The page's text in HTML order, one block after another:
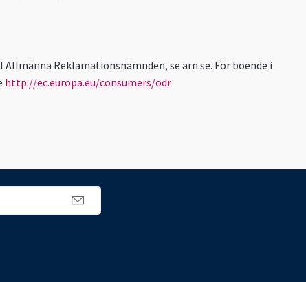
Reklamationsnämnden, se arn.se. För boende i
http://ec.europa.eu/consumers/odr